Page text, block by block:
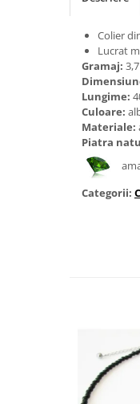
Bijuterii onix
Bijuterii peridot
Bijuterii perle
Bijuterii piatra lunii
Bijuterii piatra soarelui
Bijuterii rodocrozit
Bijuterii rubin
Bijuterii turcoaz
Colier
Lucrat
Gramaj:
Lungime:
Culoare:
Materiale:
Piatra
Categorii: